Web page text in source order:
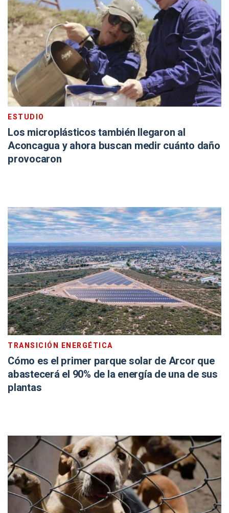
ESTUDIO
Los microplásticos también llegaron al
Aconcagua y ahora buscan medir cuánto daño
provocaron
TRANSICIÓN ENERGÉTICA
Cómo es el primer parque solar de Arcor que
abastecerá el 90% de la energía de una de sus
plantas